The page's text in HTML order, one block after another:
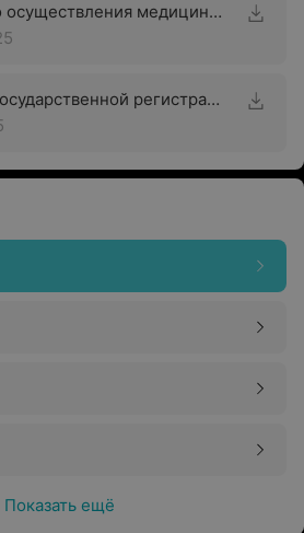
Лицензия на право осуществления медицинской деятельности
Свидетельство о государственной регистрации
Показать ещё